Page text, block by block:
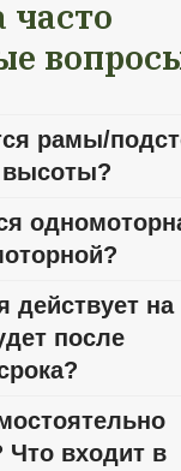
часто
рамы/
высоты?
действует на
после
Что входит в